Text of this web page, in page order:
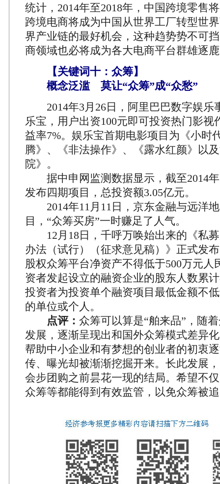
统计，2014年至2018年，中国跨境零售
跨境电商将成为中国从世界工厂转型世
界产业链的最好机会，这种趋势势不可
商领域也必将成为各大电商平台群雄逐
【关键词十：众筹】
概念泛滥 莫让“众筹”成“众愁”
2014年3月26日，阿里巴巴数字娱乐
乐宝，用户出资100元即可投资热门影视
益率7%。娱乐宝首期电影项目为《小时
腾》、《非法操作》、《露水红颜》以
院》。
据中申网监测数据显示，截至2014年
发布四期项目，总投资额3.05亿元。
2014年11月11日，京东金融与远洋
目，“众筹买房”一时赚足了人气。
12月18日，千呼万唤始出来的《私募
办法（试行）（征求意见稿）》正式发
股权众筹平台净资产不得低于500万元人
资者发起设立的融资企业的股东人数累
投资者为投资单个融资项目最低金额不
的单位或个人。
点评： 众筹可以算是“舶来品”，随
发展，逐渐呈现出和国外众筹模式差异
帮助中小企业和有梦想的创业者的初衷
传、曝光却被渐渐挖掘开来。长此发展
会步团购之前昙花一现的结局。希望不
众筹等都能得到有效监管，以免众筹被